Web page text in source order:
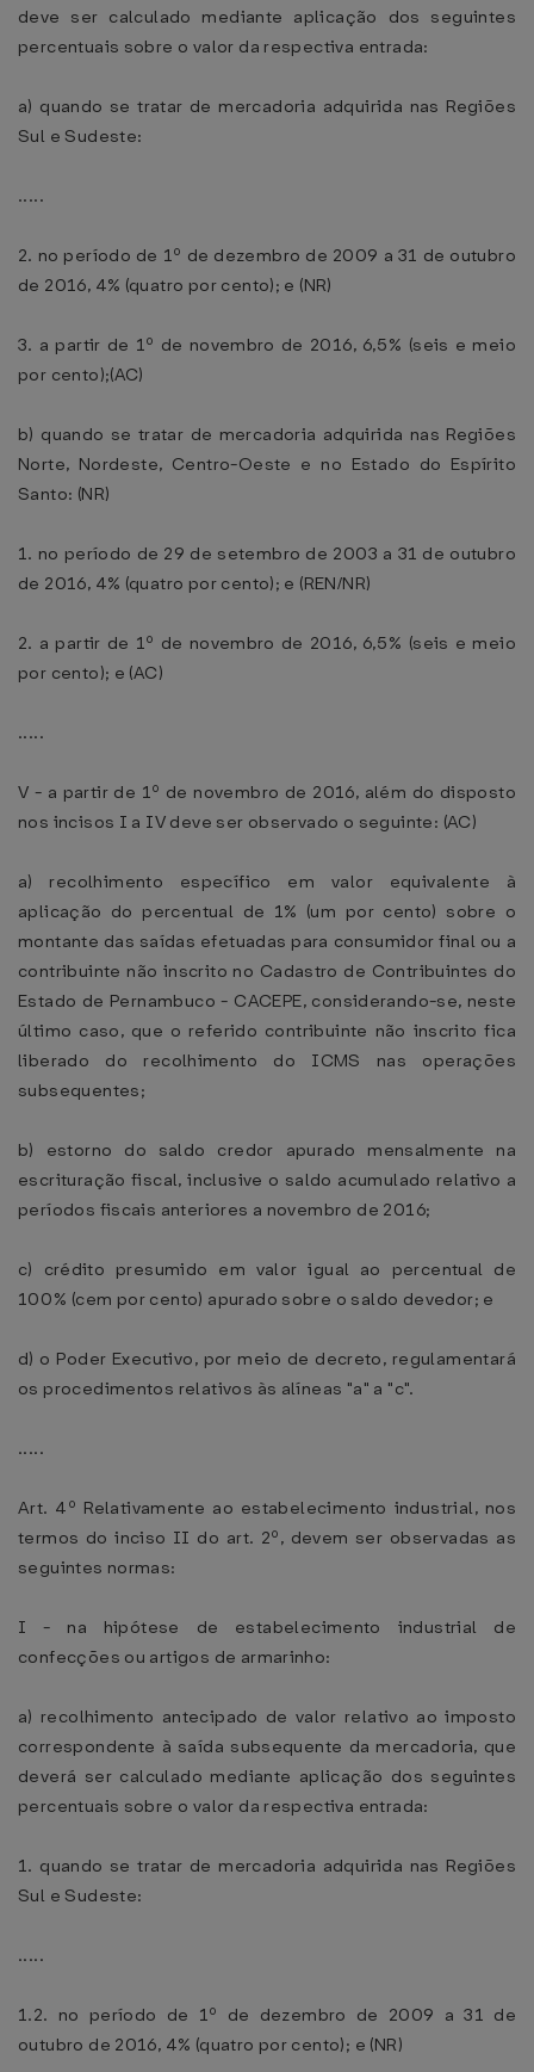
deve ser calculado mediante aplicação dos seguintes
percentuais sobre o valor da respectiva entrada:
a) quando se tratar de mercadoria adquirida nas Regiões
Sul e Sudeste:
.....
2. no período de 1º de dezembro de 2009 a 31 de outubro
de 2016, 4% (quatro por cento); e (NR)
3. a partir de 1º de novembro de 2016, 6,5% (seis e meio
por cento);(AC)
b) quando se tratar de mercadoria adquirida nas Regiões
Norte, Nordeste, Centro-Oeste e no Estado do Espírito
Santo: (NR)
1. no período de 29 de setembro de 2003 a 31 de outubro
de 2016, 4% (quatro por cento); e (REN/NR)
2. a partir de 1º de novembro de 2016, 6,5% (seis e meio
por cento); e (AC)
.....
V - a partir de 1º de novembro de 2016, além do disposto
nos incisos I a IV deve ser observado o seguinte: (AC)
a) recolhimento específico em valor equivalente à
aplicação do percentual de 1% (um por cento) sobre o
montante das saídas efetuadas para consumidor final ou a
contribuinte não inscrito no Cadastro de Contribuintes do
Estado de Pernambuco - CACEPE, considerando-se, neste
último caso, que o referido contribuinte não inscrito fica
liberado do recolhimento do ICMS nas operações
subsequentes;
b) estorno do saldo credor apurado mensalmente na
escrituração fiscal, inclusive o saldo acumulado relativo a
períodos fiscais anteriores a novembro de 2016;
c) crédito presumido em valor igual ao percentual de
100% (cem por cento) apurado sobre o saldo devedor; e
d) o Poder Executivo, por meio de decreto, regulamentará
os procedimentos relativos às alíneas "a" a "c".
.....
Art. 4º Relativamente ao estabelecimento industrial, nos
termos do inciso II do art. 2º, devem ser observadas as
seguintes normas:
I - na hipótese de estabelecimento industrial de
confecções ou artigos de armarinho:
a) recolhimento antecipado de valor relativo ao imposto
correspondente à saída subsequente da mercadoria, que
deverá ser calculado mediante aplicação dos seguintes
percentuais sobre o valor da respectiva entrada:
1. quando se tratar de mercadoria adquirida nas Regiões
Sul e Sudeste:
.....
1.2. no período de 1º de dezembro de 2009 a 31 de
outubro de 2016, 4% (quatro por cento); e (NR)